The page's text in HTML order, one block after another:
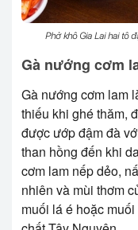
Phở khô Gia Lai hai tô
Gà nướng cơm
Gà nướng cơm lam
thiếu khi ghé thăm,
được ướp đậm đà
than hồng đến khi
cơm lam nếp dẻo,
nhiên và mùi thơm
muối lá é hoặc